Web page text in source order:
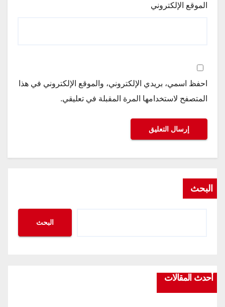
الموقع الإلكتروني
احفظ اسمي، بريدي الإلكتروني، والموقع الإلكتروني في هذا
المتصفح لاستخدامها المرة المقبلة في تعليقي.
البحث
البحث
أحدث المقالات